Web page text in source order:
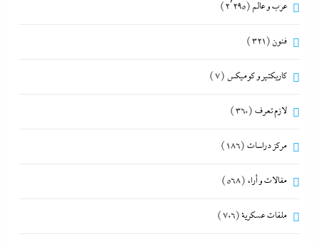
عرب و عالم (2٬295)
فنون (321)
كاريكتير و كوميكس (7)
لازم تعرف (360)
مركز دراسات (186)
مقالات و أراء (568)
ملفات عسكرية(706)